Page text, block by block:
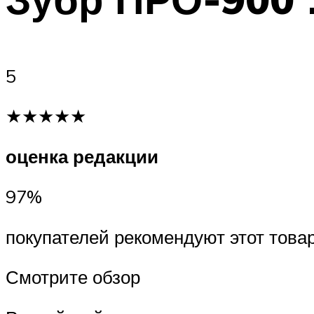
5
★★★★★
оценка редакции
97%
покупателей рекомендуют этот
Смотрите обзор